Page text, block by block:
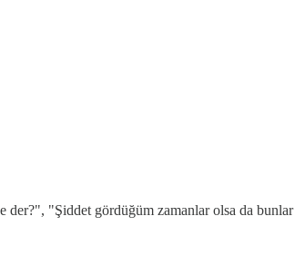
der?", "Şiddet gördüğüm zamanlar olsa da bunlar